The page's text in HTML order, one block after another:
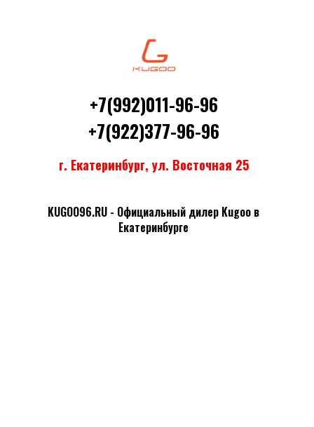
+7(992)011-96-96
+7(922)377-96-96
г. Екатеринбург, ул. Восточная 25
KUGOO96.RU - Официальный дилер Kugoo в
Екатеринбурге